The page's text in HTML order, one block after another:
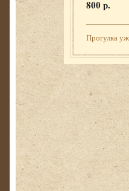
800 р.
Прогулка